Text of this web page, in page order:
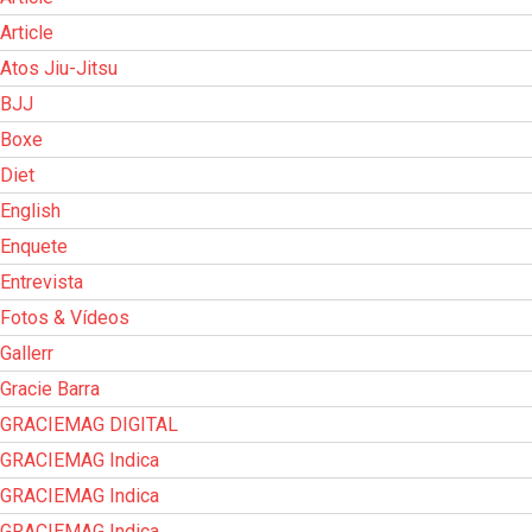
Article
Atos Jiu-Jitsu
BJJ
Boxe
Diet
English
Enquete
Entrevista
Fotos & Vídeos
Gallerr
Gracie Barra
GRACIEMAG DIGITAL
GRACIEMAG Indica
GRACIEMAG Indica